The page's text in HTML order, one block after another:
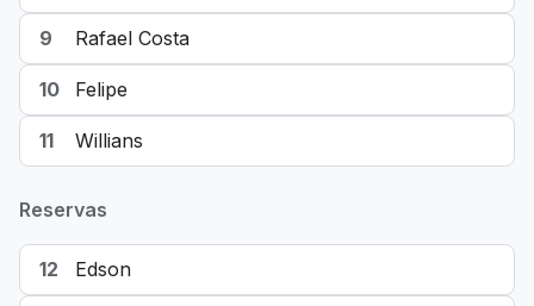
9 Rafael Costa
10 Felipe
11 Willians
Reservas
12 Edson